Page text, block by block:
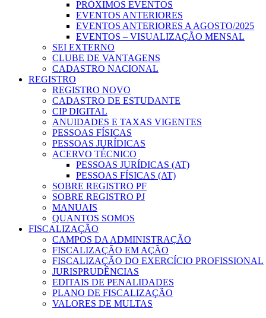
PRÓXIMOS EVENTOS
EVENTOS ANTERIORES
EVENTOS ANTERIORES A AGOSTO/2025
EVENTOS – VISUALIZAÇÃO MENSAL
SEI EXTERNO
CLUBE DE VANTAGENS
CADASTRO NACIONAL
REGISTRO
REGISTRO NOVO
CADASTRO DE ESTUDANTE
CIP DIGITAL
ANUIDADES E TAXAS VIGENTES
PESSOAS FÍSICAS
PESSOAS JURÍDICAS
ACERVO TÉCNICO
PESSOAS JURÍDICAS (AT)
PESSOAS FÍSICAS (AT)
SOBRE REGISTRO PF
SOBRE REGISTRO PJ
MANUAIS
QUANTOS SOMOS
FISCALIZAÇÃO
CAMPOS DA ADMINISTRAÇÃO
FISCALIZAÇÃO EM AÇÃO
FISCALIZAÇÃO DO EXERCÍCIO PROFISSIONAL
JURISPRUDÊNCIAS
EDITAIS DE PENALIDADES
PLANO DE FISCALIZAÇÃO
VALORES DE MULTAS